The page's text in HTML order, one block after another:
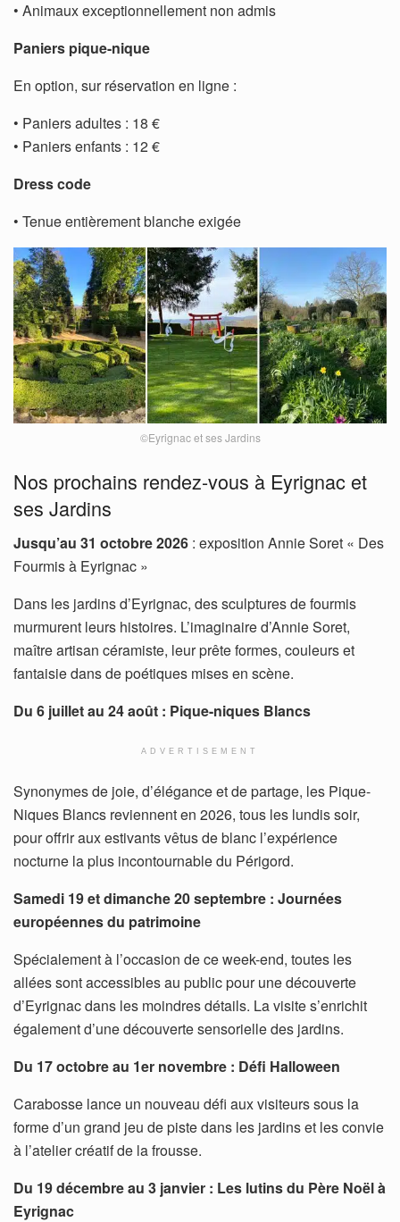
• Animaux exceptionnellement non admis
Paniers pique-nique
En option, sur réservation en ligne :
• Paniers adultes : 18 €
• Paniers enfants : 12 €
Dress code
• Tenue entièrement blanche exigée
©Eyrignac et ses Jardins
Nos prochains rendez-vous à Eyrignac et
ses Jardins
Jusqu’au 31 octobre 2026 : exposition Annie Soret « Des
Fourmis à Eyrignac »
Dans les jardins d’Eyrignac, des sculptures de fourmis
murmurent leurs histoires. L’imaginaire d’Annie Soret,
maître artisan céramiste, leur prête formes, couleurs et
fantaisie dans de poétiques mises en scène.
Du 6 juillet au 24 août : Pique-niques Blancs
ADVERTISEMENT
Synonymes de joie, d’élégance et de partage, les Pique-
Niques Blancs reviennent en 2026, tous les lundis soir,
pour offrir aux estivants vêtus de blanc l’expérience
nocturne la plus incontournable du Périgord.
Samedi 19 et dimanche 20 septembre : Journées
européennes du patrimoine
Spécialement à l’occasion de ce week-end, toutes les
allées sont accessibles au public pour une découverte
d’Eyrignac dans les moindres détails. La visite s’enrichit
également d’une découverte sensorielle des jardins.
Du 17 octobre au 1er novembre : Défi Halloween
Carabosse lance un nouveau défi aux visiteurs sous la
forme d’un grand jeu de piste dans les jardins et les convie
à l’atelier créatif de la frousse.
Du 19 décembre au 3 janvier : Les lutins du Père Noël à
Eyrignac